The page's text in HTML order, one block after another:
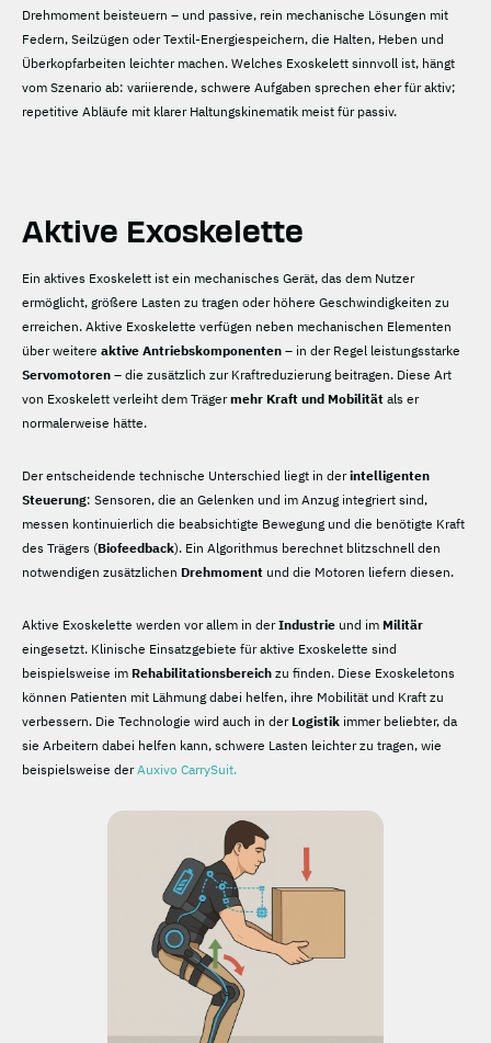
Drehmoment beisteuern – und passive, rein mechanische Lösungen mit
Federn, Seilzügen oder Textil-Energiespeichern, die Halten, Heben und
Überkopfarbeiten leichter machen. Welches Exoskelett sinnvoll ist, hängt
vom Szenario ab: variierende, schwere Aufgaben sprechen eher für aktiv;
repetitive Abläufe mit klarer Haltungskinematik meist für passiv.
Aktive Exoskelette
Ein aktives Exoskelett ist ein mechanisches Gerät, das dem Nutzer
ermöglicht, größere Lasten zu tragen oder höhere Geschwindigkeiten zu
erreichen. Aktive Exoskelette verfügen neben mechanischen Elementen
über weitere aktive Antriebskomponenten – in der Regel leistungsstarke
Servomotoren – die zusätzlich zur Kraftreduzierung beitragen. Diese Art
von Exoskelett verleiht dem Trägermehr Kraft und Mobilität als er
normalerweise hätte.
Der entscheidende technische Unterschied liegt in derintelligenten
Steuerung: Sensoren, die an Gelenken und im Anzug integriert sind,
messen kontinuierlich die beabsichtigte Bewegung und die benötigte Kraft
des Trägers (Biofeedback). Ein Algorithmus berechnet blitzschnell den
notwendigen zusätzlichen Drehmoment und die Motoren liefern diesen.
Aktive Exoskelette werden vor allem in derIndustrie und im Militär
eingesetzt. Klinische Einsatzgebiete für aktive Exoskelette sind
beispielsweise im Rehabilitationsbereich zu finden. Diese Exoskeletons
können Patienten mit Lähmung dabei helfen, ihre Mobilität und Kraft zu
verbessern. Die Technologie wird auch in der Logistik immer beliebter, da
sie Arbeitern dabei helfen kann, schwere Lasten leichter zu tragen, wie
beispielsweise derAuxivo CarrySuit.